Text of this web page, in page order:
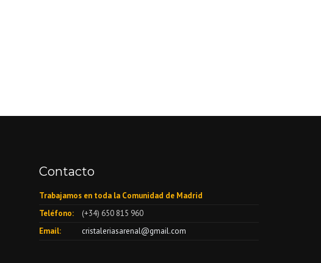
Contacto
Trabajamos en toda la Comunidad de Madrid
Teléfono:
(+34) 650 815 960
Email:
cristaleriasarenal@gmail.com